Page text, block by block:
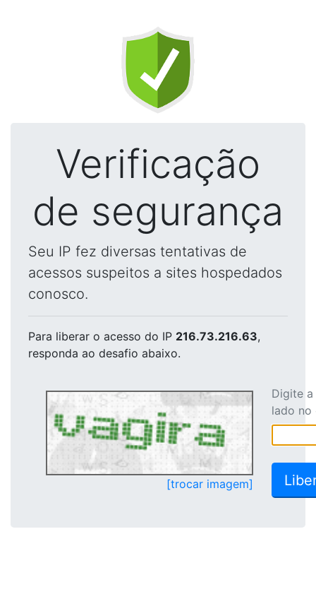
Verificação
de segurança
Seu IP fez diversas tentativas de
acessos suspeitos a sites hospedados
conosco.
Para liberar o acesso do IP 216.73.216.63,
responda ao desafio abaixo.
[trocar imagem]
Digite
lado no